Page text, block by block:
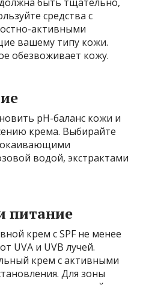
средства с
активными
вашему типу кожи.
обезвоживает кожу.
pH-баланс кожи и
крема. Выбирайте
водой, экстрактами
питание
крем с SPF не менее
UVA и UVB лучей.
крем с активными
Для зоны